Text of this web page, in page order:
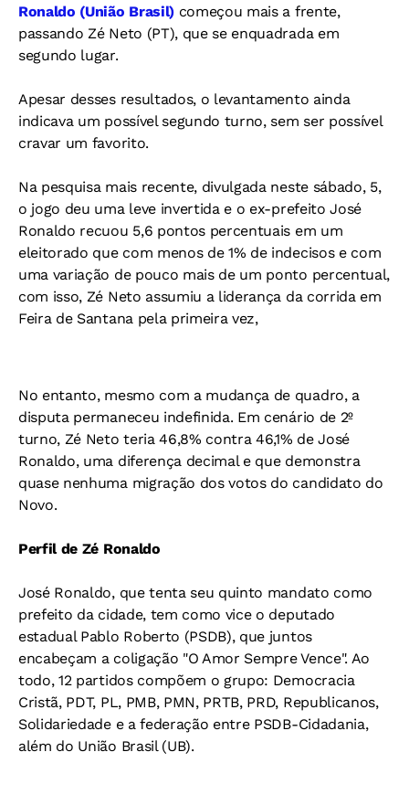
Ronaldo (União Brasil)começou mais a frente,
passando Zé Neto (PT), que se enquadrada em
segundo lugar.
Apesar desses resultados, o levantamento ainda
indicava um possível segundo turno, sem ser possível
cravar um favorito.
Na pesquisa mais recente, divulgada neste sábado, 5,
o jogo deu uma leve invertida e o ex-prefeito José
Ronaldo recuou 5,6 pontos percentuais em um
eleitorado que com menos de 1% de indecisos e com
uma variação de pouco mais de um ponto percentual,
com isso, Zé Neto assumiu a liderança da corrida em
Feira de Santana pela primeira vez,
No entanto, mesmo com a mudança de quadro, a
disputa permaneceu indefinida. Em cenário de 2º
turno, Zé Neto teria 46,8% contra 46,1% de José
Ronaldo, uma diferença decimal e que demonstra
quase nenhuma migração dos votos do candidato do
Novo.
Perfil de Zé Ronaldo
José Ronaldo, que tenta seu quinto mandato como
prefeito da cidade, tem como vice o deputado
estadual Pablo Roberto (PSDB), que juntos
encabeçam a coligação "O Amor Sempre Vence". Ao
todo, 12 partidos compõem o grupo: Democracia
Cristã, PDT, PL, PMB, PMN, PRTB, PRD, Republicanos,
Solidariedade e a federação entre PSDB-Cidadania,
além do União Brasil (UB).